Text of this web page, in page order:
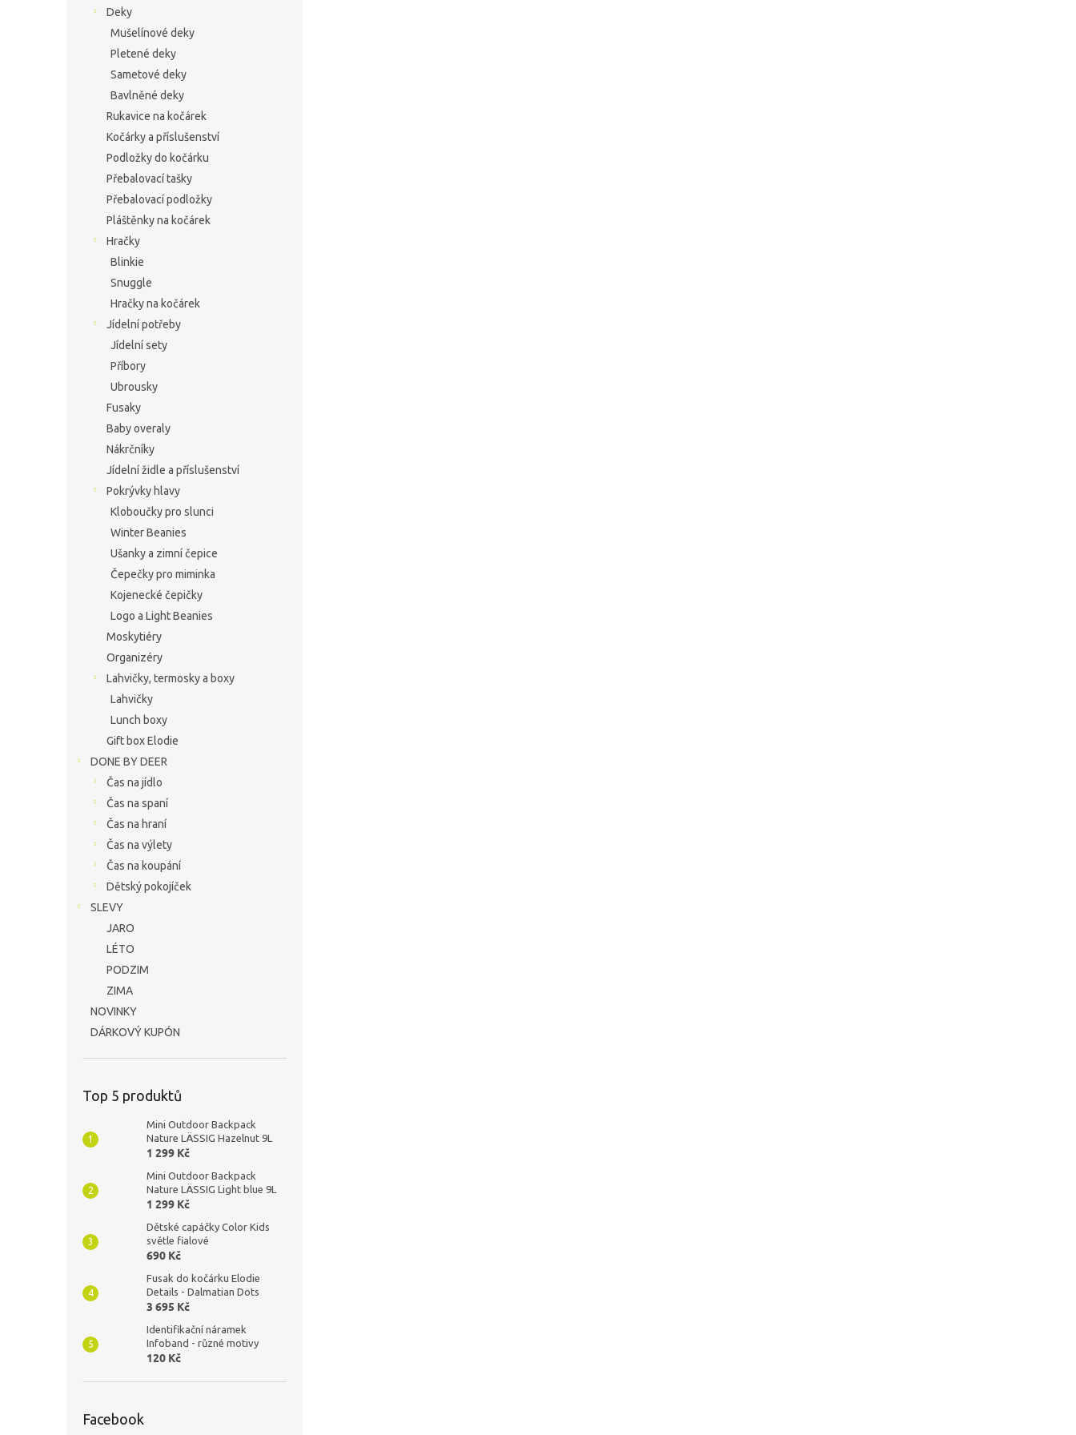
Deky
Mušelínové deky
Pletené deky
Sametové deky
Bavlněné deky
Rukavice na kočárek
Kočárky a příslušenství
Podložky do kočárku
Přebalovací tašky
Přebalovací podložky
Pláštěnky na kočárek
Hračky
Blinkie
Snuggle
Hračky na kočárek
Jídelní potřeby
Jídelní sety
Příbory
Ubrousky
Fusaky
Baby overaly
Nákrčníky
Jídelní židle a příslušenství
Pokrývky hlavy
Kloboučky pro slunci
Winter Beanies
Ušanky a zimní čepice
Čepečky pro miminka
Kojenecké čepičky
Logo a Light Beanies
Moskytiéry
Organizéry
Lahvičky, termosky a boxy
Lahvičky
Lunch boxy
Gift box Elodie
DONE BY DEER
Čas na jídlo
Čas na spaní
Čas na hraní
Čas na výlety
Čas na koupání
Dětský pokojíček
SLEVY
JARO
LÉTO
PODZIM
ZIMA
NOVINKY
DÁRKOVÝ KUPÓN
Top 5 produktů
Mini Outdoor Backpack
Nature LÄSSIG Hazelnut 9L
1 299 Kč
Mini Outdoor Backpack
Nature LÄSSIG Light blue 9L
1 299 Kč
Dětské capáčky Color Kids
světle fialové
690 Kč
Fusak do kočárku Elodie
Details - Dalmatian Dots
3 695 Kč
Identifikační náramek
Infoband - různé motivy
120 Kč
Facebook